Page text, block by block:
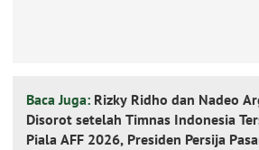
Baca Juga: Rizky Ridho dan Nadeo
Disorot setelah Timnas Indonesia
Piala AFF 2026, Presiden Persija